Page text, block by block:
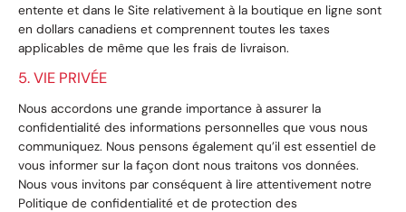
entente et dans le Site relativement à la boutique en ligne sont
en dollars canadiens et comprennent toutes les taxes
applicables de même que les frais de livraison.
5. VIE PRIVÉE
Nous accordons une grande importance à assurer la
confidentialité des informations personnelles que vous nous
communiquez. Nous pensons également qu’il est essentiel de
vous informer sur la façon dont nous traitons vos données.
Nous vous invitons par conséquent à lire attentivement notre
Politique de confidentialité et de protection des